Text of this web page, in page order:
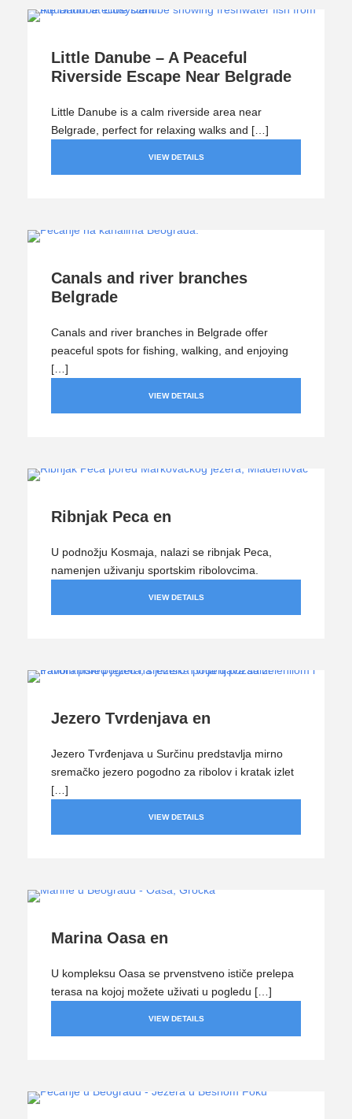
Little Danube – A Peaceful
Riverside Escape Near Belgrade
Little Danube is a calm riverside area near
Belgrade, perfect for relaxing walks and […]
VIEW DETAILS
Canals and river branches
Belgrade
Canals and river branches in Belgrade offer
peaceful spots for fishing, walking, and enjoying
[…]
VIEW DETAILS
Ribnjak Peca en
U podnožju Kosmaja, nalazi se ribnjak Peca,
namenjen uživanju sportskim ribolovcima.
VIEW DETAILS
Jezero Tvrdenjava en
Jezero Tvrđenjava u Surčinu predstavlja mirno
sremačko jezero pogodno za ribolov i kratak izlet
[…]
VIEW DETAILS
Marina Oasa en
U kompleksu Oasa se prvenstveno ističe prelepa
terasa na kojoj možete uživati u pogledu […]
VIEW DETAILS